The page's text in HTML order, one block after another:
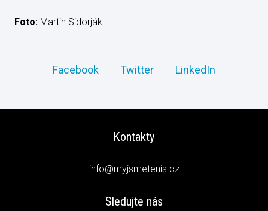
Foto: Martin Sidorják
Facebook Twitter LinkedIn
Kontakty
info@myjsmetenis.cz
Sledujte nás